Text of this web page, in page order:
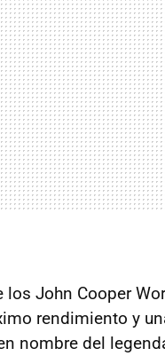
John Cooper
rendimiento y
nombre del